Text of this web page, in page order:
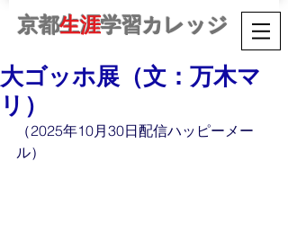
京都生涯学習カレッジ
大ゴッホ展（文：万木マ
リ）
（2025年10月30日配信ハッピーメー
ル）